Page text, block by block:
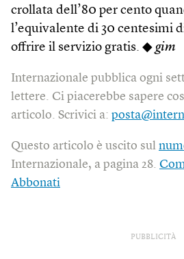
crollata dell’80 per cento
l’equivalente di 30 centesimi
offrire il servizio gratis. ◆ gim
Internazionale pubblica ogni
lettere. Ci piacerebbe sapere
articolo. Scrivici a:
Questo articolo è uscito sul
Internazionale, a pagina 28.
Abbonati
PUBBLICITÀ